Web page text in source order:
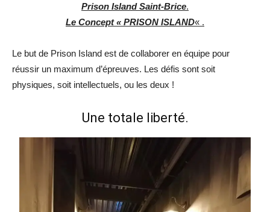
Prison Island Saint-Brice.
Le Concept « PRISON ISLAND« .
Le but de Prison Island est de collaborer en équipe pour
réussir un maximum d’épreuves. Les défis sont soit
physiques, soit intellectuels, ou les deux !
Une totale liberté.